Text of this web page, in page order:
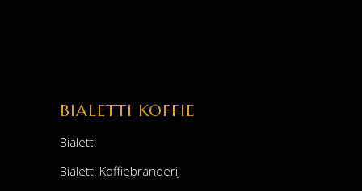
BIALETTI KOFFIE
Bialetti
Bialetti Koffiebranderij